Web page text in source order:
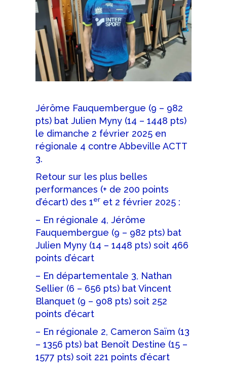
Jérôme Fauquembergue (9 – 982
pts) bat Julien Myny (14 – 1448 pts)
le dimanche 2 février 2025 en
régionale 4 contre Abbeville ACTT
3.
Retour sur les plus belles
performances (+ de 200 points
d’écart) des 1er et 2 février 2025 :
– En régionale 4, Jérôme
Fauquembergue (9 – 982 pts) bat
Julien Myny (14 – 1448 pts) soit 466
points d’écart
– En départementale 3, Nathan
Sellier (6 – 656 pts) bat Vincent
Blanquet (9 – 908 pts) soit 252
points d’écart
– En régionale 2, Cameron Saïm (13
– 1356 pts) bat Benoît Destine (15 –
1577 pts) soit 221 points d’écart